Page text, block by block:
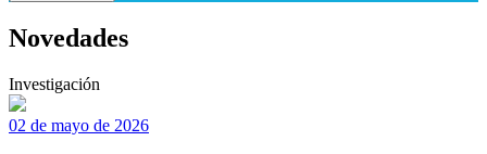
Novedades
Investigación
02 de mayo de 2026